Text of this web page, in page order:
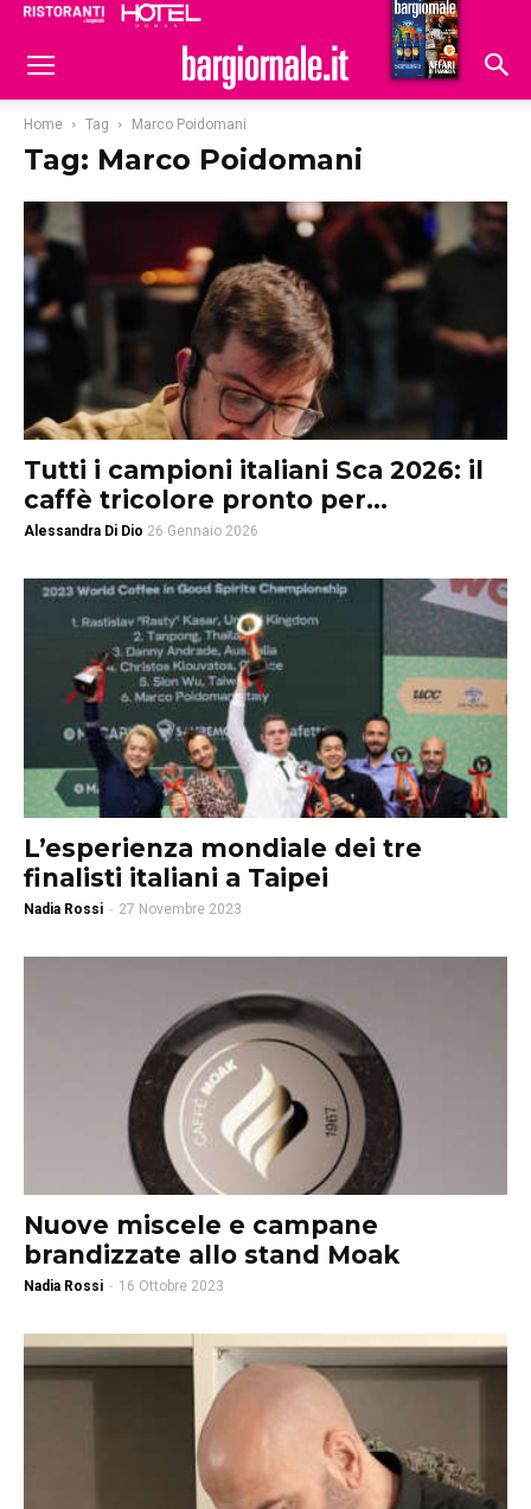
Hoteldomani
Home Tag Marco Poidomani
Tag: Marco Poidomani
Tutti i campioni italiani Sca 2026: il
caffè tricolore pronto per...
Alessandra Di Dio 26 Gennaio 2026
L’esperienza mondiale dei tre
finalisti italiani a Taipei
Nadia Rossi - 27 Novembre 2023
Nuove miscele e campane
brandizzate allo stand Moak
Nadia Rossi - 16 Ottobre 2023